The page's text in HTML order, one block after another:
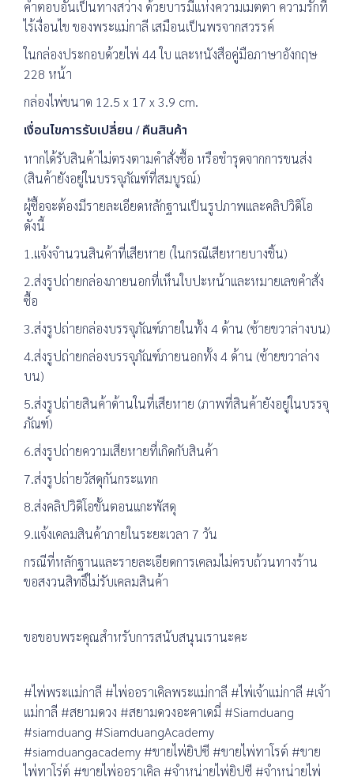
คำตอบอันเป็นทางสว่าง ด้วยบารมีแห่งความเมตตา ความรักที่
ไร้เงื่อนไข ของพระแม่กาลี เสมือนเป็นพรจากสวรรค์
ในกล่องประกอบด้วยไพ่ 44 ใบ และหนังสือคู่มือภาษาอังกฤษ
228 หน้า
กล่องไพ่ขนาด 12.5 x 17 x 3.9 cm.
เงื่อนไขการรับเปลี่ยน / คืนสินค้า
หากได้รับสินค้าไม่ตรงตามคำสั่งซื้อ หรือชำรุดจากการขนส่ง
(สินค้ายังอยู่ในบรรจุภัณฑ์ที่สมบูรณ์)
ผู้ซื้อจะต้องมีรายละเอียดหลักฐานเป็นรูปภาพและคลิปวิดิโอ
ดังนี้
1.แจ้งจำนวนสินค้าที่เสียหาย (ในกรณีเสียหายบางชิ้น)
2.ส่งรูปถ่ายกล่องภายนอกที่เห็นใบปะหน้าและหมายเลขคำสั่ง
ซื้อ
3.ส่งรูปถ่ายกล่องบรรจุภัณฑ์ภายในทั้ง 4 ด้าน (ซ้ายขวาล่างบน)
4.ส่งรูปถ่ายกล่องบรรจุภัณฑ์ภายนอกทั้ง 4 ด้าน (ซ้ายขวาล่าง
บน)
5.ส่งรูปถ่ายสินค้าด้านในที่เสียหาย (ภาพที่สินค้ายังอยู่ในบรรจุ
ภัณฑ์)
6.ส่งรูปถ่ายความเสียหายที่เกิดกับสินค้า
7.ส่งรูปถ่ายวัสดุกันกระแทก
8.ส่งคลิปวิดิโอขั้นตอนแกะพัสดุ
9.แจ้งเคลมสินค้าภายในระยะเวลา 7 วัน
กรณีที่หลักฐานและรายละเอียดการเคลมไม่ครบถ้วนทางร้าน
ขอสงวนสิทธิ์ไม่รับเคลมสินค้า
ขอขอบพระคุณสำหรับการสนับสนุนเรานะคะ
#ไพ่พระแม่กาลี #ไพ่ออราเคิลพระแม่กาลี #ไพ่เจ้าแม่กาลี #เจ้า
แม่กาลี #สยามดวง #สยามดวงอะคาเดมี่ #Siamduang
#siamduang #SiamduangAcademy
#siamduangacademy #ขายไพ่ยิปซี #ขายไพ่ทาโรต์ #ขาย
ไพ่ทาโร่ต์ #ขายไพ่ออราเคิล #จำหน่ายไพ่ยิปซี #จำหน่ายไพ่